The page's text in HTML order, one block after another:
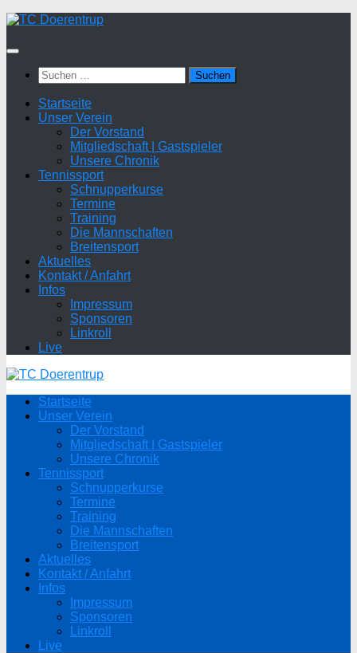
Zum
springen
Suchen
nach:
Startseite
Unser Verein
Der Vorstand
Mitgliedschaft | Gastspieler
Unsere Chronik
Tennissport
Schnupperkurse
Termine
Training
Die Mannschaften
Breitensport
Aktuelles
Kontakt / Anfahrt
Infos
Impressum
Sponsoren
Linkroll
Live
Startseite
Unser Verein
Der Vorstand
Mitgliedschaft | Gastspieler
Unsere Chronik
Tennissport
Schnupperkurse
Termine
Training
Die Mannschaften
Breitensport
Aktuelles
Kontakt / Anfahrt
Infos
Impressum
Sponsoren
Linkroll
Live